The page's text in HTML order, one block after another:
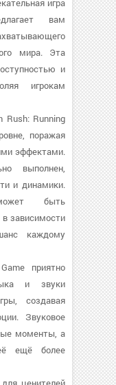
игра
вам
мира. Эта
и
игрокам
Rush: Running
поражая
эффектами.
выполнен,
и динамики.
быть
зависимости
каждому
приятно
и звуки
создавая
Звуковое
моменты, а
ещё более